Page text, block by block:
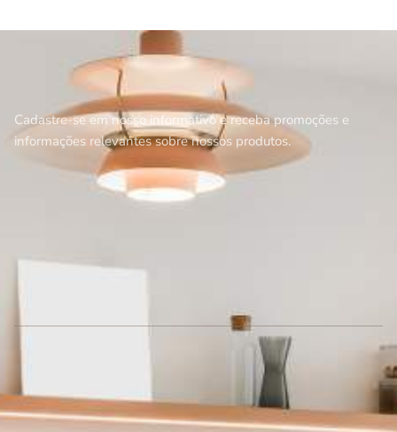
Cadastre-se em nosso informativo e receba promoções e
informações relevantes sobre nossos produtos.